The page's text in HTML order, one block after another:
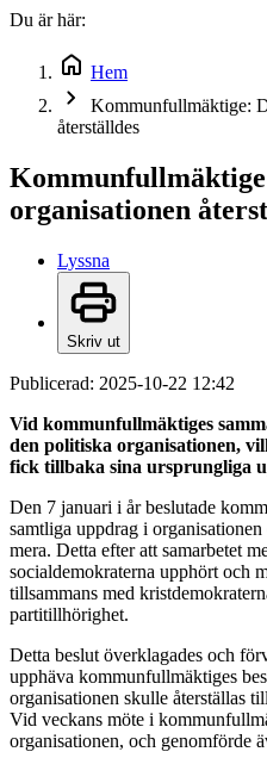
Du är här:
Hem
Kommunfullmäktige:
återställdes
organisationen
Lyssna
Skriv ut
Publicerad: 2025-10-22 12:42
Vid kommunfullmäktiges
den politiska organisationen,
fick tillbaka sina ursprungliga
Den 7 januari i år beslutade
samtliga uppdrag i
mera. Detta efter att samarbetet
socialdemokraterna upphört och
tillsammans med
partitillhörighet.
Detta beslut överklagades och
upphäva kommunfullmäktiges
organisationen skulle återställas
Vid veckans möte i
organisationen, och genomförde